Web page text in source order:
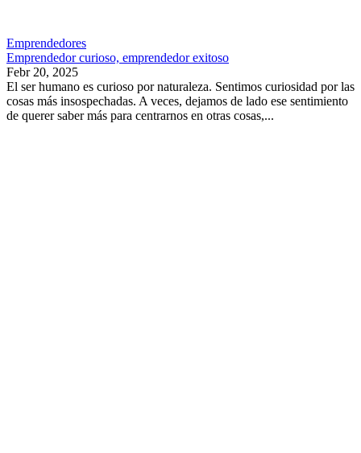
Emprendedores
Emprendedor curioso, emprendedor exitoso
Febr 20, 2025
El ser humano es curioso por naturaleza. Sentimos curiosidad por las
cosas más insospechadas. A veces, dejamos de lado ese sentimiento
de querer saber más para centrarnos en otras cosas,...